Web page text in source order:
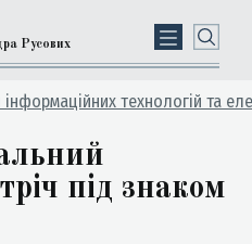
Русових
інформаційних технологій та
під знаком